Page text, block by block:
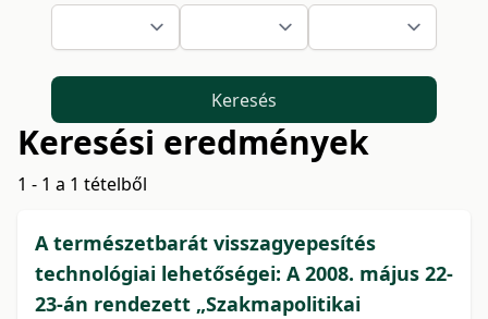
Keresés
Keresési eredmények
1 - 1 a 1 tételből
A természetbarát visszagyepesítés
technológiai lehetőségei: A 2008. május 22-
23-án rendezett „Szakmapolitikai